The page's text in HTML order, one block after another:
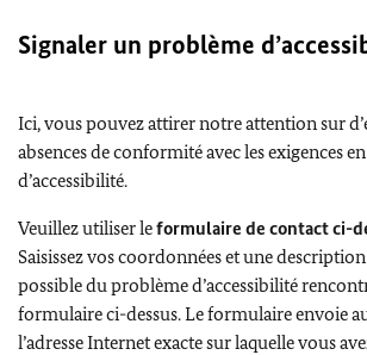
Signaler un problème
Ici, vous pouvez attirer notre attention sur
absences de conformité avec les exigences
d’accessibilité.
Veuillez utiliser leformulaire de contact ci-
Saisissez vos coordonnées et une
possible du problème d’accessibilité
formulaire ci-dessus. Le formulaire envoie
l’adresse Internet exacte sur laquelle vous